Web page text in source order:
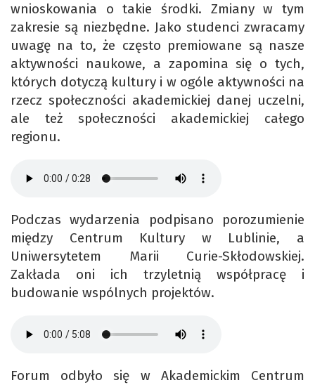
wnioskowania o takie środki. Zmiany w tym
zakresie są niezbędne. Jako studenci zwracamy
uwagę na to, że często premiowane są nasze
aktywności naukowe, a zapomina się o tych,
których dotyczą kultury i w ogóle aktywności na
rzecz społeczności akademickiej danej uczelni,
ale też społeczności akademickiej całego
regionu.
Podczas wydarzenia podpisano porozumienie
między Centrum Kultury w Lublinie, a
Uniwersytetem Marii Curie-Skłodowskiej.
Zakłada oni ich trzyletnią współpracę i
budowanie wspólnych projektów.
Forum odbyło się w Akademickim Centrum